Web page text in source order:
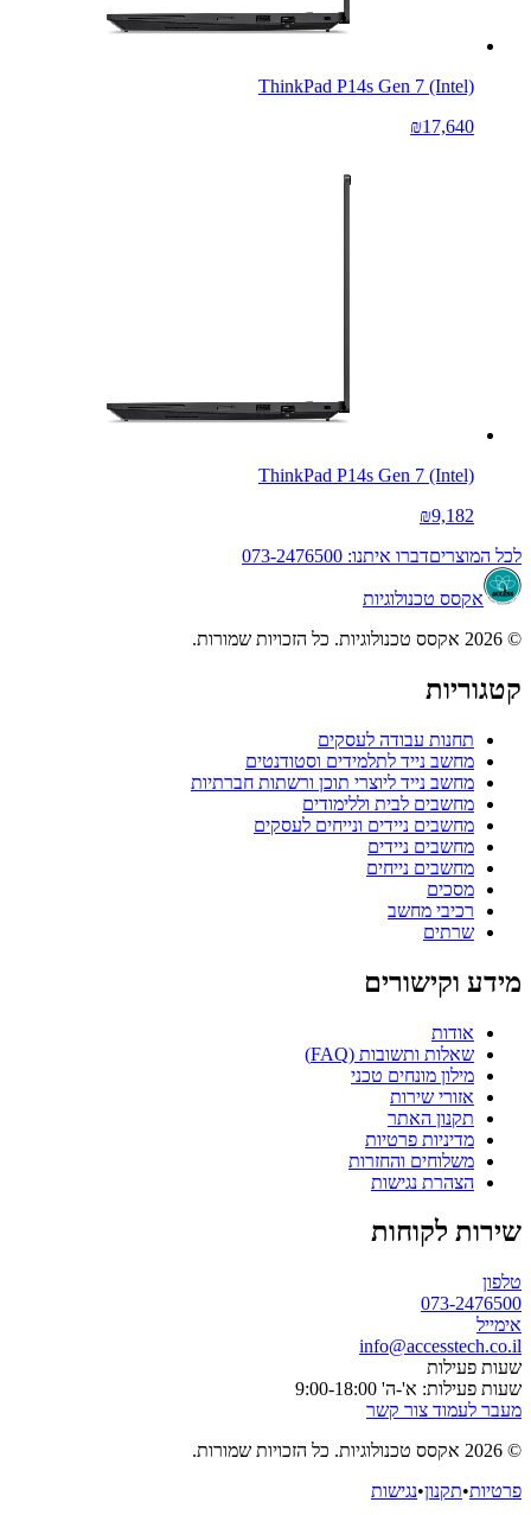
ThinkPad P14s Gen 7 (Intel)
₪17,640
ThinkPad P14s Gen 7 (Intel)
₪9,182
לכל המוצריםדברו איתנו: 073-2476500
אקסס טכנולוגיות
© 2026 אקסס טכנולוגיות. כל הזכויות שמורות.
קטגוריות
תחנות עבודה לעסקים
מחשב נייד לתלמידים וסטודנטים
מחשב נייד ליוצרי תוכן ורשתות חברתיות
מחשבים לבית וללימודים
מחשבים ניידים ונייחים לעסקים
מחשבים ניידים
מחשבים נייחים
מסכים
רכיבי מחשב
שרתים
מידע וקישורים
אודות
שאלות ותשובות (FAQ)
מילון מונחים טכני
אזורי שירות
תקנון האתר
מדיניות פרטיות
משלוחים והחזרות
הצהרת נגישות
שירות לקוחות
טלפון
073-2476500
אימייל
info@accesstech.co.il
שעות פעילות
שעות פעילות: א'-ה' 9:00-18:00
מעבר לעמוד צור קשר
© 2026 אקסס טכנולוגיות. כל הזכויות שמורות.
פרטיות•תקנון•נגישות